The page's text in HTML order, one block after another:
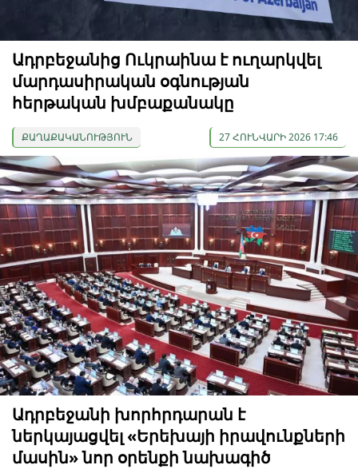
Ադրբեջանից Ուկրաինա է ուղարկվել
մարդասիրական օգնության
հերթական խմբաքանակը
ՔԱՂԱՔԱԿԱՆՈՒԹՅՈՒՆ 27 ՀՈՒՆՎԱՐԻ 2026 17:46
Ադրբեջանի խորհրդարան է
ներկայացվել «Երեխայի իրավունքների
մասին» նոր օրենքի նախագիծ